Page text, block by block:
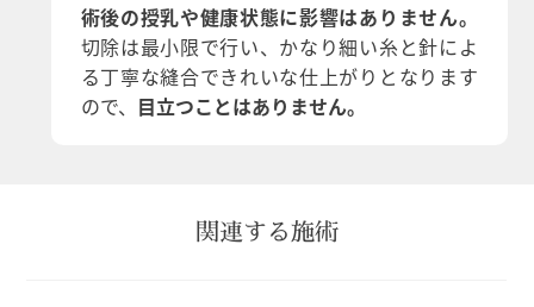
術後の授乳や健康状態に影響はありません。
切除は最小限で行い、かなり細い糸と針によ
る丁寧な縫合できれいな仕上がりとなります
ので、 目立つことはありません。
関連する施術